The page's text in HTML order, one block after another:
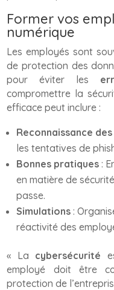
Former vos
numérique
Les employés sont
de protection des
pour éviter les
compromettre la
efficace peut inclure :
Reconnaissance
les tentatives de
Bonnes pratiques :
en matière de
passe.
Simulations :
réactivité des
« La cybersécurité
employé doit être
protection de